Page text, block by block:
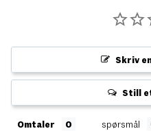
Skriv
Still
Omtaler spørsmål